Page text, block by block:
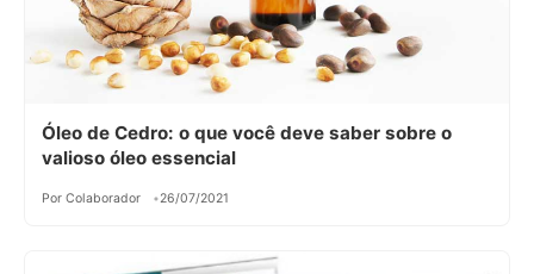
Óleo de Cedro: o que você deve saber sobre o
valioso óleo essencial
Por Colaborador 26/07/2021